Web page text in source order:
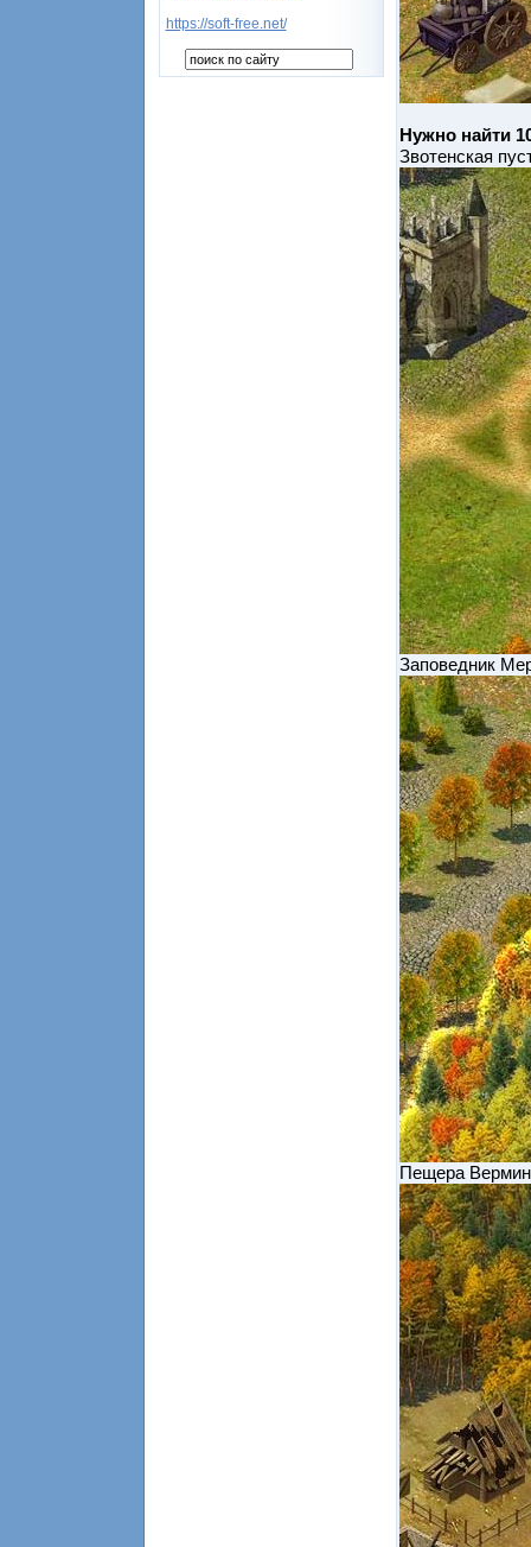
https://soft-free.net/
Нужно найти
Звотенская
Заповедник
Пещера